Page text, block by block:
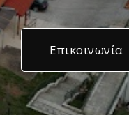
Επικοινωνία